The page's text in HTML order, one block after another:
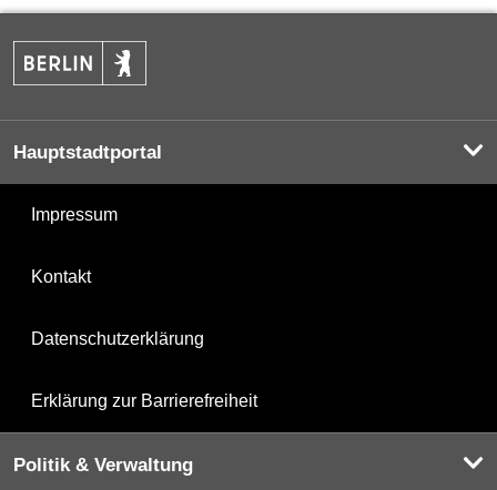
Hauptstadtportal
Impressum
Kontakt
Datenschutzerklärung
Erklärung zur Barrierefreiheit
Politik & Verwaltung